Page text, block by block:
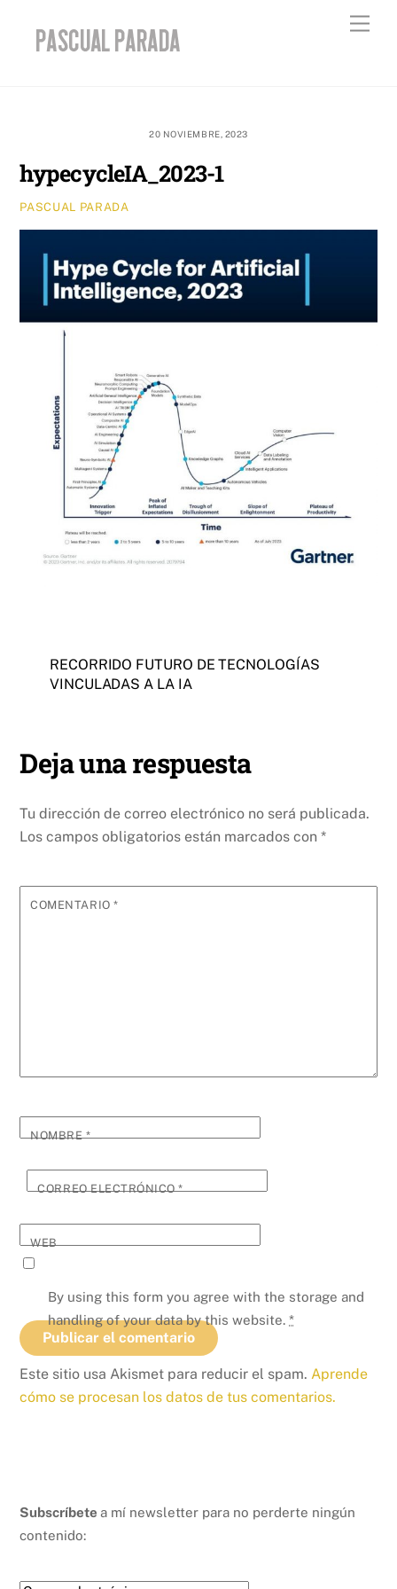
content
20 NOVIEMBRE, 2023
hypecycleIA_2023-1
PASCUAL PARADA
RECORRIDO FUTURO DE TECNOLOGÍAS
VINCULADAS A LA IA
Deja una respuesta
Tu dirección de correo electrónico no será publicada.
Los campos obligatorios están marcados con*
COMENTARIO*
NOMBRE*
CORREO ELECTRÓNICO*
WEB
By using this form you agree with the storage and
handling of your data by this website.*
Este sitio usa Akismet para reducir el spam. Aprende
cómo se procesan los datos de tus comentarios.
Subscríbete a mí newsletter para no perderte ningún
contenido: